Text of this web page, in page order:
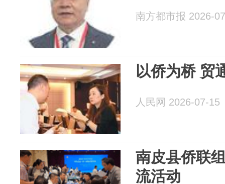
南方都市报 2026-
以侨为桥 贸
人民网 2026-07-15
南皮县侨联
流活动